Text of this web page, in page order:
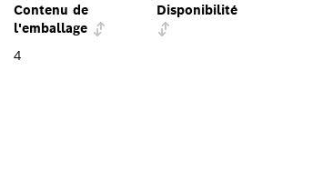
Contenu de
l'emballage
Disponibilité
4